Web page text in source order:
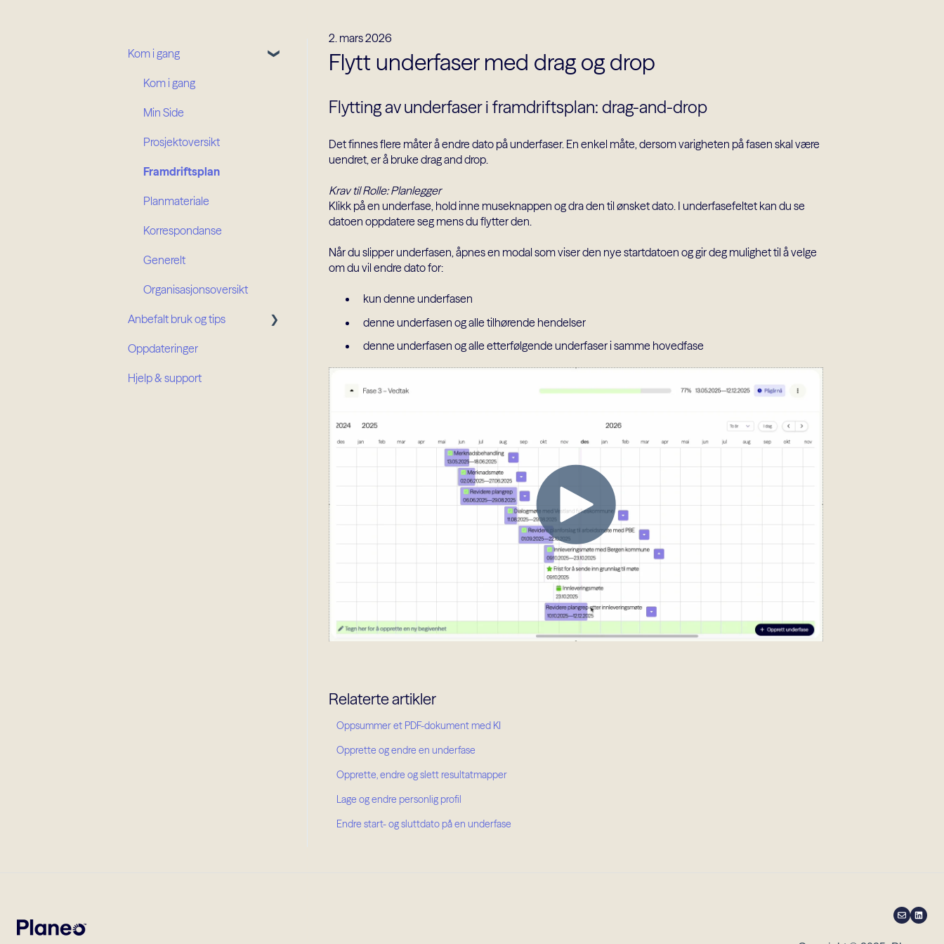
2. mars 2026
Flytt underfaser med drag og drop
Flytting av underfaser i framdriftsplan: drag-and-drop
Det finnes flere måter å endre dato på underfaser. En enkel måte, dersom varigheten på fasen skal være
uendret, er å bruke drag and drop.
Krav til Rolle: Planlegger
Klikk på en underfase, hold inne museknappen og dra den til ønsket dato. I underfasefeltet kan du se
datoen oppdatere seg mens du flytter den.
Når du slipper underfasen, åpnes en modal som viser den nye startdatoen og gir deg mulighet til å velge
om du vil endre dato for:
kun denne underfasen
denne underfasen og alle tilhørende hendelser
denne underfasen og alle etterfølgende underfaser i samme hovedfase
Relaterte artikler
Oppsummer et PDF-dokument med KI
Opprette og endre en underfase
Opprette, endre og slett resultatmapper
Lage og endre personlig profil
Endre start- og sluttdato på en underfase
Kom i gang
Kom i gang
Min Side
Prosjektoversikt
Framdriftsplan
Planmateriale
Korrespondanse
Generelt
Organisasjonsoversikt
Anbefalt bruk og tips
Prosjektroller
Organisasjonsroller
Oppdateringer
Hjelp & support